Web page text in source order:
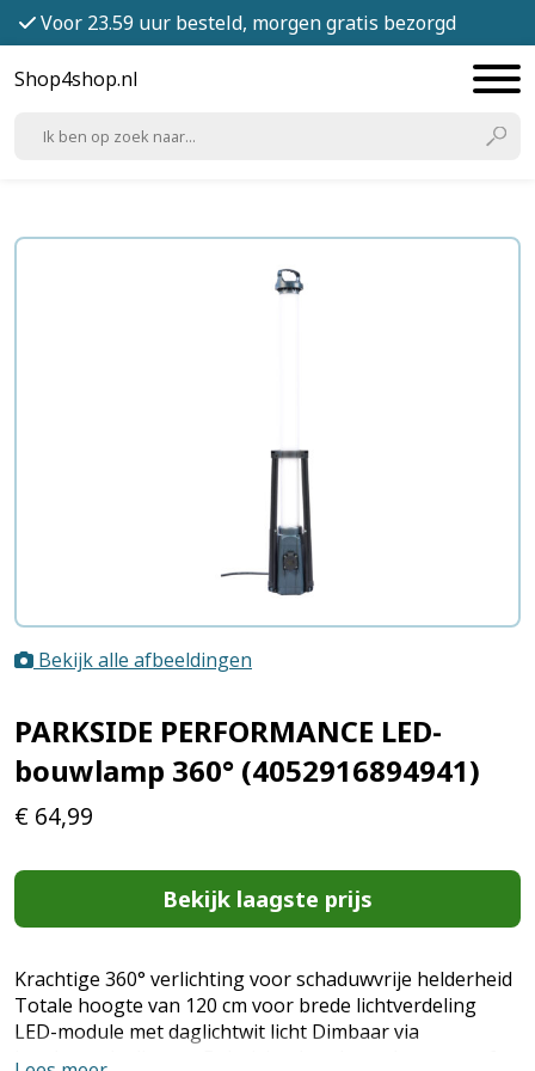
Voor 23.59 uur besteld, morgen gratis bezorgd
Shop4shop.nl
Bekijk alle afbeeldingen
PARKSIDE PERFORMANCE LED-
bouwlamp 360° (4052916894941)
€ 64,99
Bekijk laagste prijs
Krachtige 360° verlichting voor schaduwvrije helderheid
Totale hoogte van 120 cm voor brede lichtverdeling
LED-module met daglichtwit licht Dimbaar via
ingebouwde dimmer Behuizing beschermd tegen stof,